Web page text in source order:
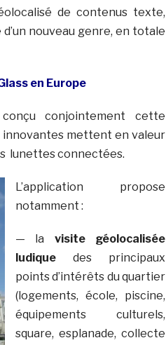
de contenus texte,
nouveau genre, en totale
en Europe
conjointement cette
innovantes mettent en valeur
lunettes connectées.
L’application propose
notamment :
— la visite géolocalisée
ludiquedes principaux
points d’intérêts du quartier
(logements, école, piscine,
équipements culturels,
square, esplanade, collecte